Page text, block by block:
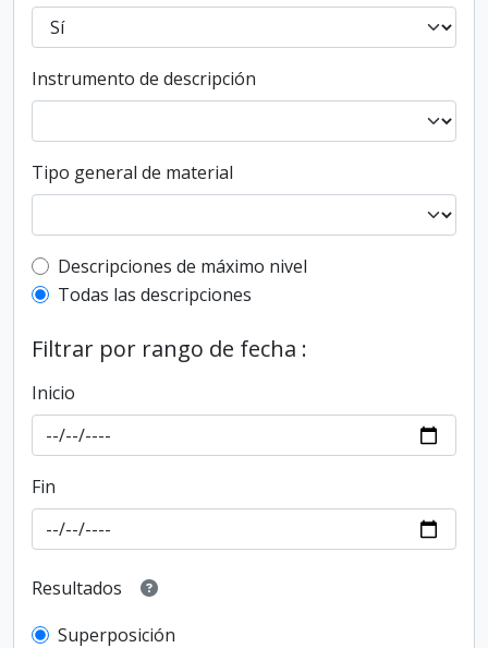
Instrumento de descripción
Tipo general de material
Top-level description filter
Descripciones de máximo nivel
Todas las descripciones
Filtrar por rango de fecha :
Inicio
Fin
Resultados
Superposición